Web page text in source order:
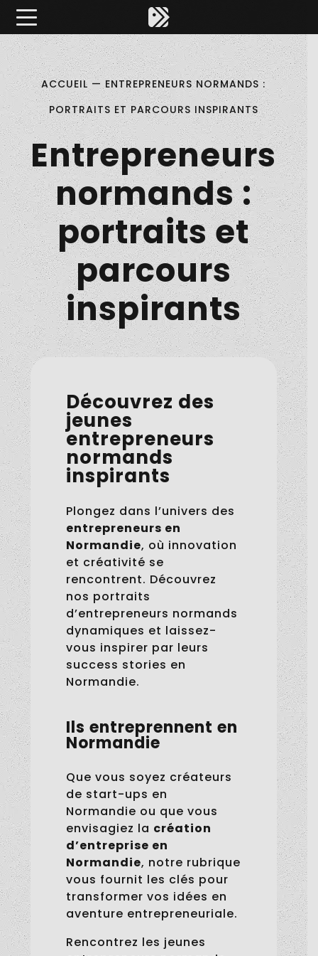
ACCUEIL — ENTREPRENEURS NORMANDS :
PORTRAITS ET PARCOURS INSPIRANTS
Entrepreneurs
normands :
portraits et
parcours
inspirants
Découvrez des
jeunes
entrepreneurs
normands
inspirants
Plongez dans l’univers des
entrepreneurs en
Normandie, où innovation
et créativité se
rencontrent. Découvrez
nos portraits
d’entrepreneurs normands
dynamiques et laissez-
vous inspirer par leurs
success stories en
Normandie.
Ils entreprennent en
Normandie
Que vous soyez créateurs
de start-ups en
Normandie ou que vous
envisagiez la création
d’entreprise en
Normandie, notre rubrique
vous fournit les clés pour
transformer vos idées en
aventure entrepreneuriale.
Rencontrez les jeunes
Pitch ta Normandie
×
Êtes-vous d'accord pour activer les cookies pour une